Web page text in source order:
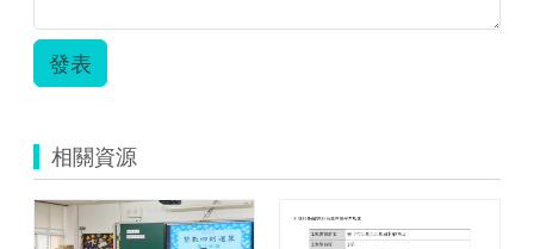
發表
相關資源